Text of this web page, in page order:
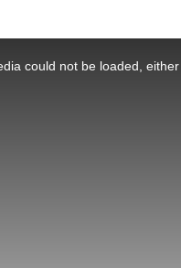
could not be loaded,